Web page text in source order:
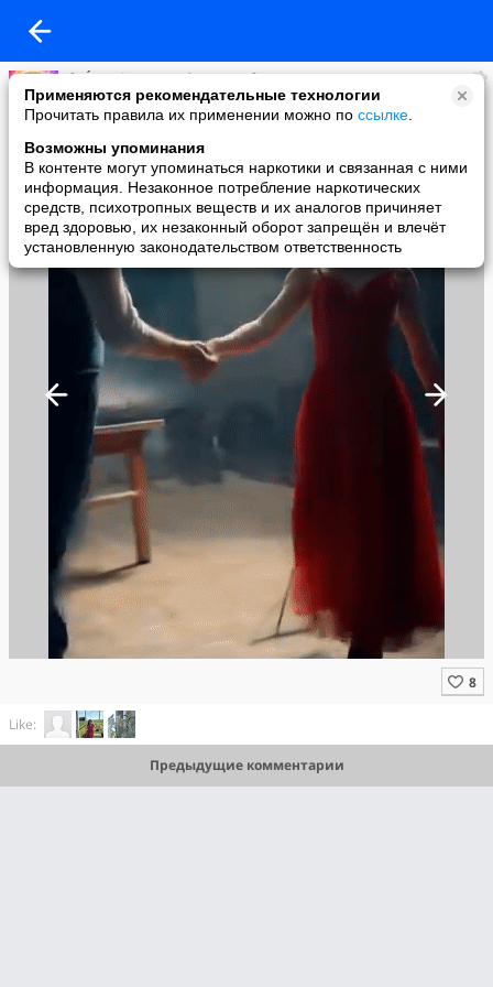
Применяются рекомендательные технологии
Прочитать правила их применении можно по ссылке
Возможны упоминания
В контенте могут упоминаться наркотики и связанная с ними
информация. Незаконное потребление наркотических
средств, психотропных веществ и их аналогов причиняет
вред здоровью, их незаконный оборот запрещён и влечёт
установленную законодательством ответственность
🌸 Ḿεҗдẏ нαмน дεᏰочҝαмน 🌸
added a photo
01 Jun в 07:25
Like:
Предыдущие комментарии